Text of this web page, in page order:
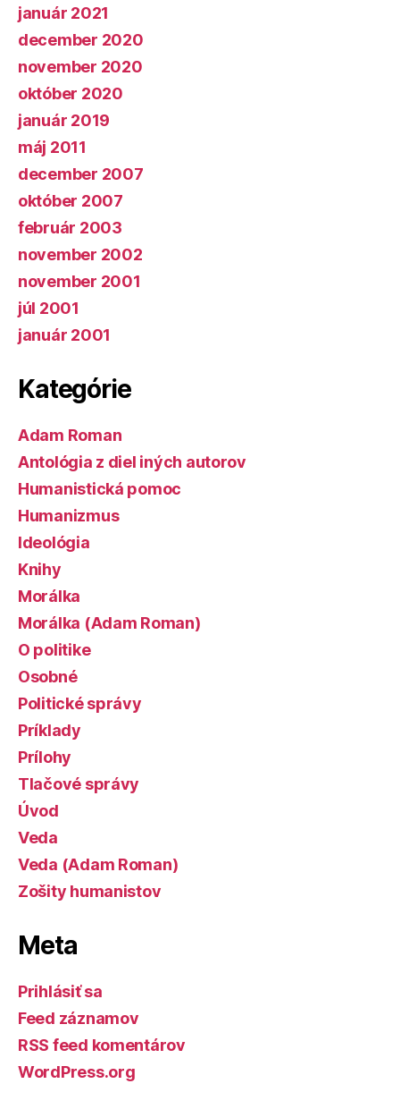
január 2021
december 2020
november 2020
október 2020
január 2019
máj 2011
december 2007
október 2007
február 2003
november 2002
november 2001
júl 2001
január 2001
Kategórie
Adam Roman
Antológia z diel iných autorov
Humanistická pomoc
Humanizmus
Ideológia
Knihy
Morálka
Morálka (Adam Roman)
O politike
Osobné
Politické správy
Príklady
Prílohy
Tlačové správy
Úvod
Veda
Veda (Adam Roman)
Zošity humanistov
Meta
Prihlásiť sa
Feed záznamov
RSS feed komentárov
WordPress.org